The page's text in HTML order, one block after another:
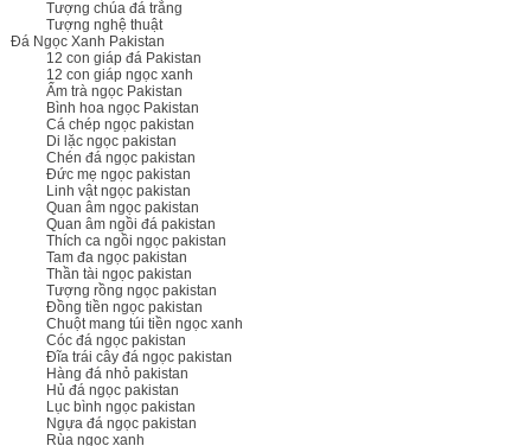
Tượng chúa đá trắng
Tượng nghệ thuật
Đá Ngọc Xanh Pakistan
12 con giáp đá Pakistan
12 con giáp ngọc xanh
Ấm trà ngọc Pakistan
Bình hoa ngọc Pakistan
Cá chép ngọc pakistan
Di lặc ngọc pakistan
Chén đá ngọc pakistan
Đức mẹ ngọc pakistan
Linh vật ngọc pakistan
Quan âm ngọc pakistan
Quan âm ngồi đá pakistan
Thích ca ngồi ngọc pakistan
Tam đa ngọc pakistan
Thần tài ngọc pakistan
Tượng rồng ngọc pakistan
Đồng tiền ngọc pakistan
Chuột mang túi tiền ngọc xanh
Cóc đá ngọc pakistan
Đĩa trái cây đá ngọc pakistan
Hàng đá nhỏ pakistan
Hủ đá ngọc pakistan
Lục bình ngọc pakistan
Ngựa đá ngọc pakistan
Rùa ngọc xanh